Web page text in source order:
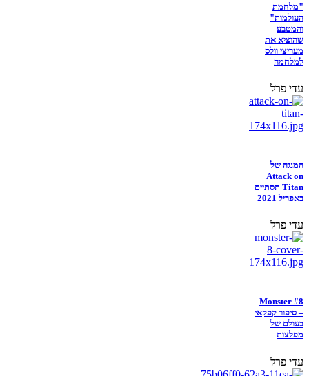
"מלחמת
העולמות"
והמטבע
שהוציא את
מעריצי וולס
למלחמה
עדי פרל
המנגה של
Attack on
Titan תסתיים
באפריל 2021
עדי פרל
Monster #8
– סיפור קפקאי
בעולם של
מפלצות
עדי פרל